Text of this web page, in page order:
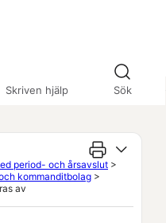
Skriven hjälp Sök
period- och årsavslut >
kommanditbolag >
av